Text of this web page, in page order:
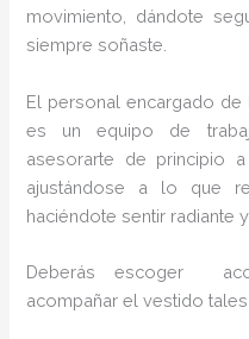
movimiento, dándote
siempre soñaste.
El personal encargado de
es un equipo de
asesorarte de principio
ajustándose a lo que
haciéndote sentir radiante
Deberás escoger
acompañar el vestido